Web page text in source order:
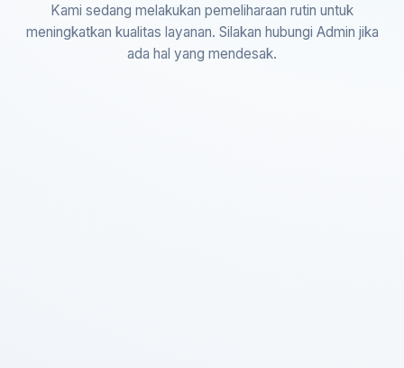
Kami sedang melakukan pemeliharaan rutin untuk
meningkatkan kualitas layanan. Silakan hubungi Admin jika
ada hal yang mendesak.